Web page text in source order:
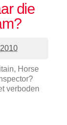
die
Horse
verboden